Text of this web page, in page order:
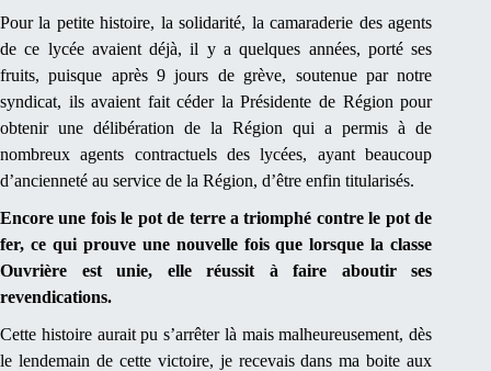
Pour la petite histoire, la solidarité, la camaraderie des agents
de ce lycée avaient déjà, il y a quelques années, porté ses
fruits, puisque après 9 jours de grève, soutenue par notre
syndicat, ils avaient fait céder la Présidente de Région pour
obtenir une délibération de la Région qui a permis à de
nombreux agents contractuels des lycées, ayant beaucoup
d’ancienneté au service de la Région, d’être enfin titularisés.
Encore une fois le pot de terre a triomphé contre le pot de
fer, ce qui prouve une nouvelle fois que lorsque la classe
Ouvrière est unie, elle réussit à faire aboutir ses
revendications.
Cette histoire aurait pu s’arrêter là mais malheureusement, dès
le lendemain de cette victoire, je recevais dans ma boite aux